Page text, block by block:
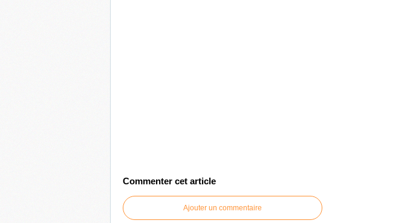
Commenter cet article
Ajouter un commentaire